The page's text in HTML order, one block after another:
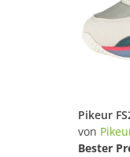
von
Bester